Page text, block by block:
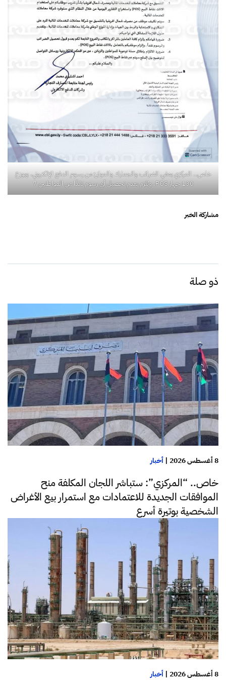
خاص.. المركزي يعفي الضرائب والجمارك والموانئ من رسوم الدفع الإلكتروني، ويوزع
130 جهاز POS، ويُلزم بعدم تحصيل أي رسوم نقدًا من المواطنين 7
مشاركة الخبر
ذو صلة
8 أغسطس 2026 | أخبار
خاص.. “المركزي”: ستباشر اللجان المكلفة منح
الموافقات الجديدة للاعتمادات مع استمرار بيع الأغراض
الشخصية بوتيرة أسرع
8 أغسطس 2026 | أخبار